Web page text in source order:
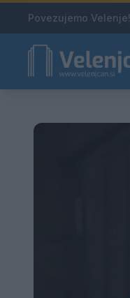
Povezujemo Velenje!